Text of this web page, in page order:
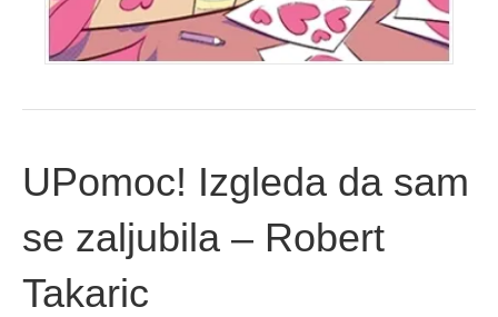
UPomoc! Izgleda da sam
se zaljubila – Robert
Takaric